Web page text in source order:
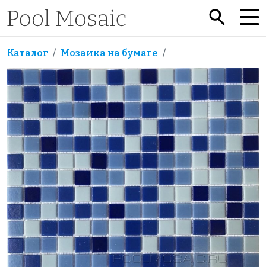
Каталог Мозаика на бумаге